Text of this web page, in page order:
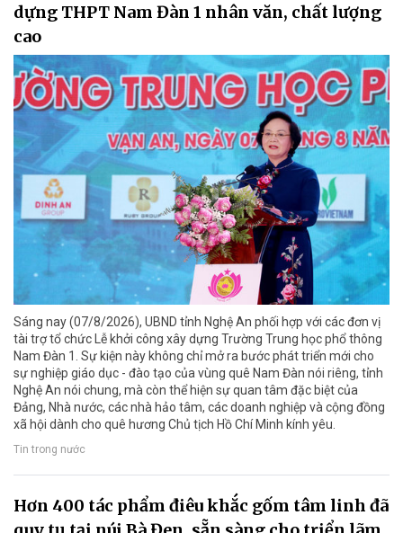
dựng THPT Nam Đàn 1 nhân văn, chất lượng
cao
Sáng nay (07/8/2026), UBND tỉnh Nghệ An phối hợp với các đơn vị
tài trợ tổ chức Lễ khởi công xây dựng Trường Trung học phổ thông
Nam Đàn 1. Sự kiện này không chỉ mở ra bước phát triển mới cho
sự nghiệp giáo dục - đào tạo của vùng quê Nam Đàn nói riêng, tỉnh
Nghệ An nói chung, mà còn thể hiện sự quan tâm đặc biệt của
Đảng, Nhà nước, các nhà hảo tâm, các doanh nghiệp và cộng đồng
xã hội dành cho quê hương Chủ tịch Hồ Chí Minh kính yêu.
Tin trong nước
Hơn 400 tác phẩm điêu khắc gốm tâm linh đã